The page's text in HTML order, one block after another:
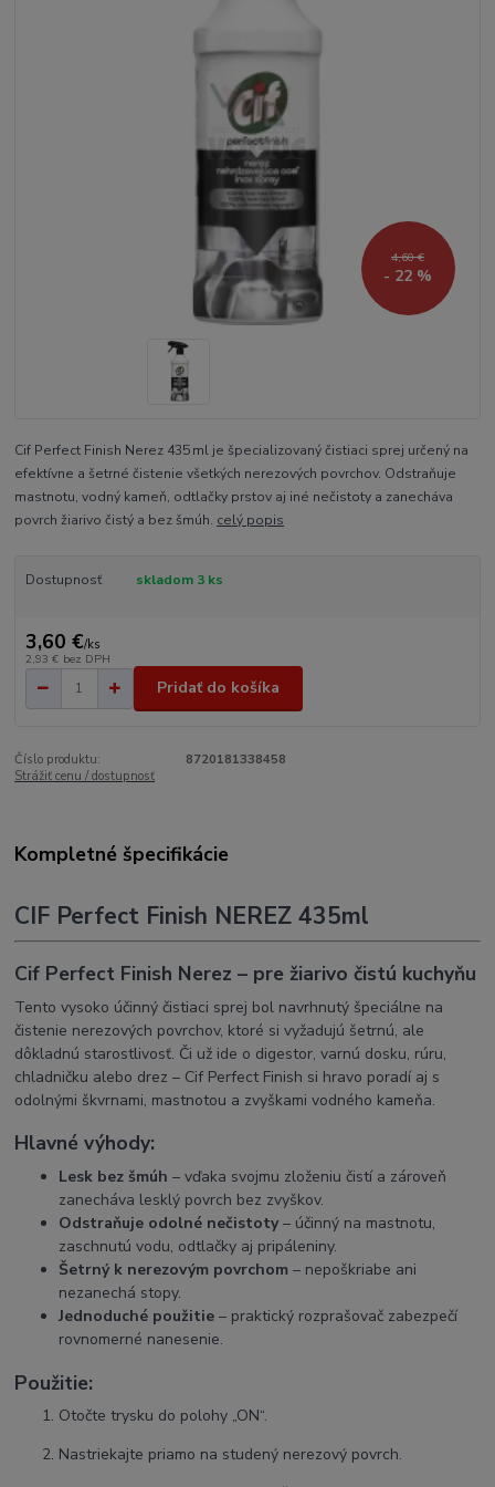
4,60 €
- 22 %
Cif Perfect Finish Nerez 435 ml je špecializovaný čistiaci sprej určený na
efektívne a šetrné čistenie všetkých nerezových povrchov. Odstraňuje
mastnotu, vodný kameň, odtlačky prstov aj iné nečistoty a zanecháva
povrch žiarivo čistý a bez šmúh. celý popis
Dostupnosť skladom 3 ks
3,60 €/ks
2,93 € bez DPH
Pridať do košíka
Číslo produktu:
8720181338458
Strážiť cenu / dostupnosť
Kompletné špecifikácie
CIF Perfect Finish NEREZ 435ml
Cif Perfect Finish Nerez – pre žiarivo čistú kuchyňu
Tento vysoko účinný čistiaci sprej bol navrhnutý špeciálne na
čistenie nerezových povrchov, ktoré si vyžadujú šetrnú, ale
dôkladnú starostlivosť. Či už ide o digestor, varnú dosku, rúru,
chladničku alebo drez – Cif Perfect Finish si hravo poradí aj s
odolnými škvrnami, mastnotou a zvyškami vodného kameňa.
Hlavné výhody:
Lesk bez šmúh – vďaka svojmu zloženiu čistí a zároveň
zanecháva lesklý povrch bez zvyškov.
Odstraňuje odolné nečistoty – účinný na mastnotu,
zaschnutú vodu, odtlačky aj pripáleniny.
Šetrný k nerezovým povrchom – nepoškriabe ani
nezanechá stopy.
Jednoduché použitie – praktický rozprašovač zabezpečí
rovnomerné nanesenie.
Použitie:
Otočte trysku do polohy „ON“.
Nastriekajte priamo na studený nerezový povrch.